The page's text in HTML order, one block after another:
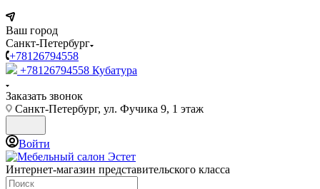
Ваш город
Санкт-Петербург
+78126794558
+78126794558 Кубатура
Заказать звонок
Санкт-Петербург, ул. Фучика 9, 1 этаж
Войти
Интернет-магазин представительского класса